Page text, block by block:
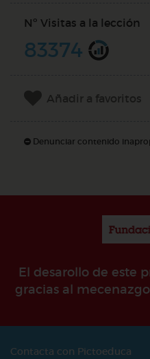
Nº Visitas a la lección
83374
Añadir a favoritos
Denunciar contenido
El desarollo de este
gracias al
Contacta con Pictoeduca